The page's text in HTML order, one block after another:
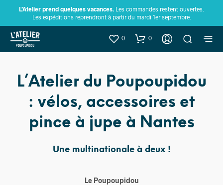
L’Atelier prend quelques vacances. Les commandes restent ouvertes.
Les expéditions reprendront à partir du mardi 1er septembre.
0 0
L’Atelier du Poupoupidou
: vélos, accessoires et
pince à jupe à Nantes
Une multinationale à deux !
Le Poupoupidou